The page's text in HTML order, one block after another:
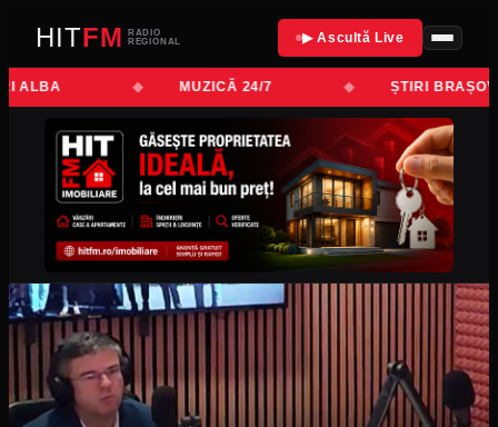
HITFM
RADIO
REGIONAL
▶ Ascultă Live
ALBA MUZICĂ 24/7 ȘTIRI BRAȘOV